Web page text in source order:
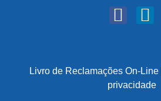
Livro de Reclamações On-Line|
privacidade